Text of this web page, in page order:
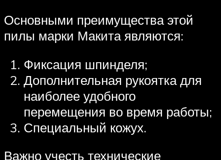
Основными преимущества этой
пилы марки Макита являются:
Фиксация шпинделя;
Дополнительная рукоятка для
наиболее удобного
перемещения во время работы;
Специальный кожух.
Важно учесть технические